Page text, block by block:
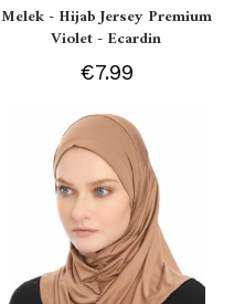
Melek - Hijab Jersey Premium
Violet - Ecardin
€7.99